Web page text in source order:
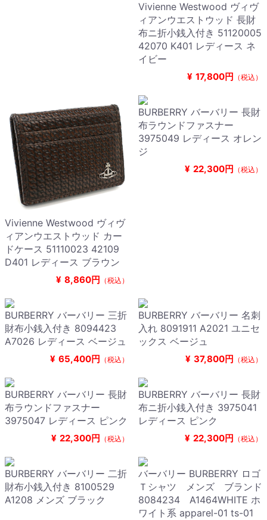
Vivienne Westwood ヴィヴ
ィアンウエストウッド 長財
布ニ折小銭入付き 51120005
42070 K401 レディース ネ
イビー
¥ 17,800円 （税込）
Vivienne Westwood ヴィヴ
ィアンウエストウッド カー
ドケース 51110023 42109
D401 レディース ブラウン
¥ 8,860円 （税込）
BURBERRY バーバリー 長財
布ラウンドファスナー
3975049 レディース オレン
ジ
¥ 22,300円 （税込）
BURBERRY バーバリー 三折
財布小銭入付き 8094423
A7026 レディース ベージュ
¥ 65,400円 （税込）
BURBERRY バーバリー 名刺
入れ 8091911 A2021 ユニセ
ックス ベージュ
¥ 37,800円 （税込）
BURBERRY バーバリー 長財
布ラウンドファスナー
3975047 レディース ピンク
¥ 22,300円 （税込）
BURBERRY バーバリー 長財
布ニ折小銭入付き 3975041
レディース ピンク
¥ 22,300円 （税込）
BURBERRY バーバリー 二折
財布小銭入付き 8100529
A1208 メンズ ブラック
バーバリー BURBERRY ロゴ
Ｔシャツ メンズ ブランド
8084234 A1464WHITE ホ
ワイト系 apparel-01 ts-01